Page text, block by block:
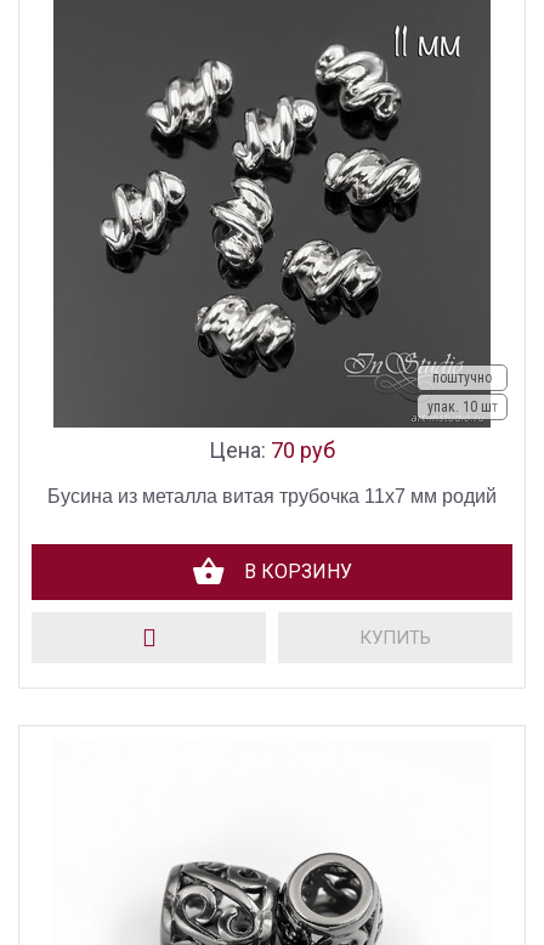
поштучно
упак. 10 шт
Цена: 70 руб
Бусина из металла витая трубочка 11х7 мм родий
В КОРЗИНУ
КУПИТЬ